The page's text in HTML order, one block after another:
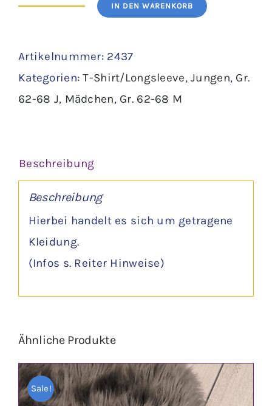
Longsleeve
62
Menge
IN DEN WARENKORB
Artikelnummer: 2437
Kategorien:T-Shirt/Longsleeve,Jungen, Gr.
62-68 J, Mädchen, Gr. 62-68 M
Beschreibung
Beschreibung
Hierbei handelt es sich um getragene
Kleidung.
(Infos s. Reiter Hinweise)
Ähnliche Produkte
Sale!